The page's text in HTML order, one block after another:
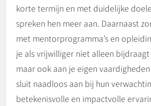
korte termijn en met duidelijke
spreken hen meer aan. Daarnaast
met mentorprogramma’s en
je als vrijwilliger niet alleen
maar ook aan je eigen
sluit naadloos aan bij hun
betekenisvolle en impactvolle